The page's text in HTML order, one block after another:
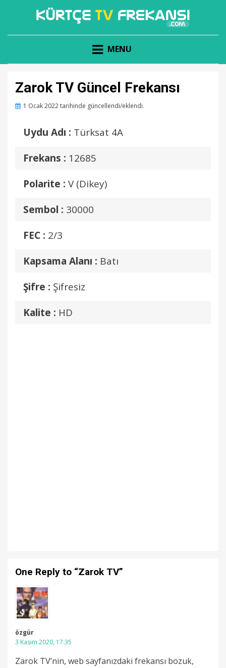
KÜRTÇE TV FREKANSI
MENU
Zarok TV Güncel Frekansı
Posted
1 Ocak 2022tarihinde güncellendi/eklendi.
Uydu Adı : Türksat 4A
Frekans : 12685
Polarite : V (Dikey)
Sembol : 30000
FEC : 2/3
Kapsama Alanı : Batı
Şifre : Şifresiz
Kalite : HD
One Reply to “Zarok TV”
özgür
3 Kasım 2020, 17:35
Zarok TV’nin, web sayfanızdaki frekansı bozuk,